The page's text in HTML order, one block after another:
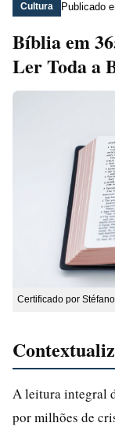
Cultura Publicado
Bíblia em
Ler Toda a
Certificado por
A leitura integral
por milhões de